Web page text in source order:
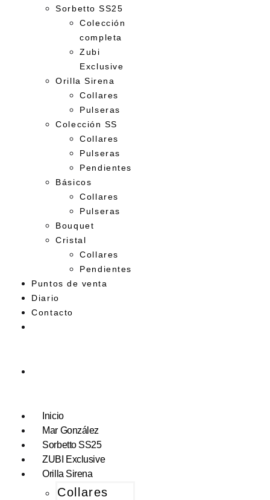
Sorbetto SS25
Colección
completa
Zubi
Exclusive
Orilla Sirena
Collares
Pulseras
Colección SS
Collares
Pulseras
Pendientes
Básicos
Collares
Pulseras
Bouquet
Cristal
Collares
Pendientes
Puntos de venta
Diario
Contacto
Inicio
Mar González
Sorbetto SS25
ZUBI Exclusive
Orilla Sirena
Collares